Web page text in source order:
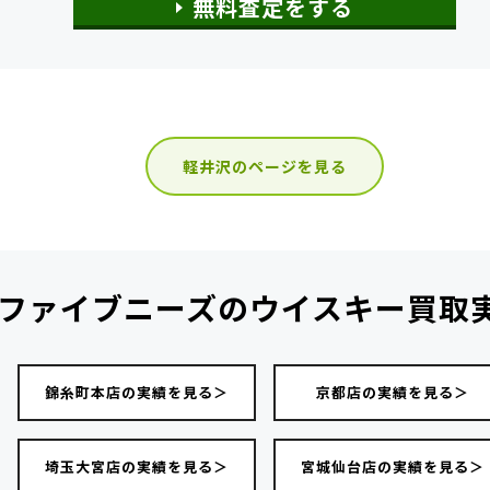
無料査定をする
軽井沢のページを見る
ァイブニーズのウイスキー買取
錦糸町本店の実績を見る＞ 京都店の実績を見る＞
埼玉大宮店の実績を見る＞ 宮城仙台店の実績を見る＞